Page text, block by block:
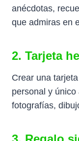
anécdotas,
que admiras en
2. Tarjeta
Crear una
personal y
fotografías,